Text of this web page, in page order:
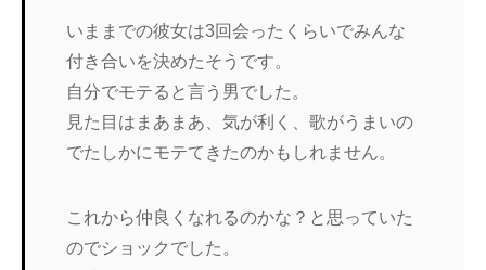
いままでの彼女は3回会ったくらいでみんな
付き合いを決めたそうです。
自分でモテると言う男でした。
見た目はまあまあ、気が利く、歌がうまいの
でたしかにモテてきたのかもしれません。
これから仲良くなれるのかな？と思っていた
のでショックでした。